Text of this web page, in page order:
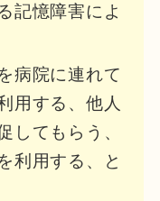
記憶障害によ
病院に連れて
用する、他人
してもらう、
利用する、と